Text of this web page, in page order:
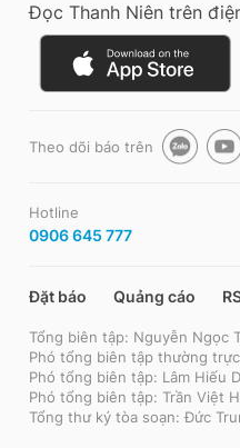
Đọc Thanh Niên trên
Theo dõi báo trên
Hotline
0906 645 777
Đặt báo Quảng cáo
Tổng biên tập: Nguyễn Ngọc
Phó tổng biên tập thường
Phó tổng biên tập: Lâm Hiếu
Phó tổng biên tập: Trần Việt
Tổng thư ký tòa soạn: Đức